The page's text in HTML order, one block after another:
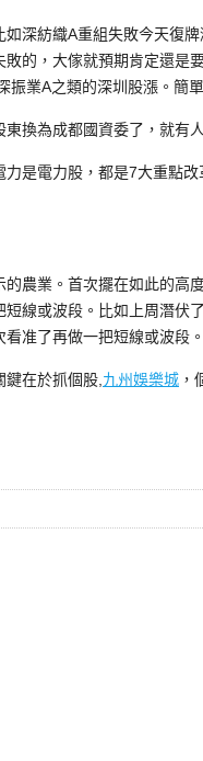
紡織A重組失敗今天復牌
的，大傢就預期肯定還是
振業A之類的深圳股漲。簡
為成都國資委了，就有
電力股，都是7大重點改
業。首次擺在如此的高
線或波段。比如上周潛伏
准了再做一把短線或波段
在於抓個股, 九州娛樂城 ，